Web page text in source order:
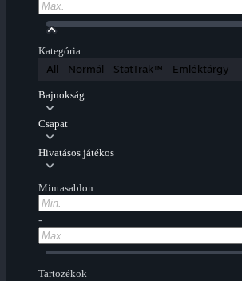
Kategória
All Normál StatTrak™ Emléktárgy
Bajnokság
Csapat
Hivatásos játékos
Mintasablon
-
Tartozékok